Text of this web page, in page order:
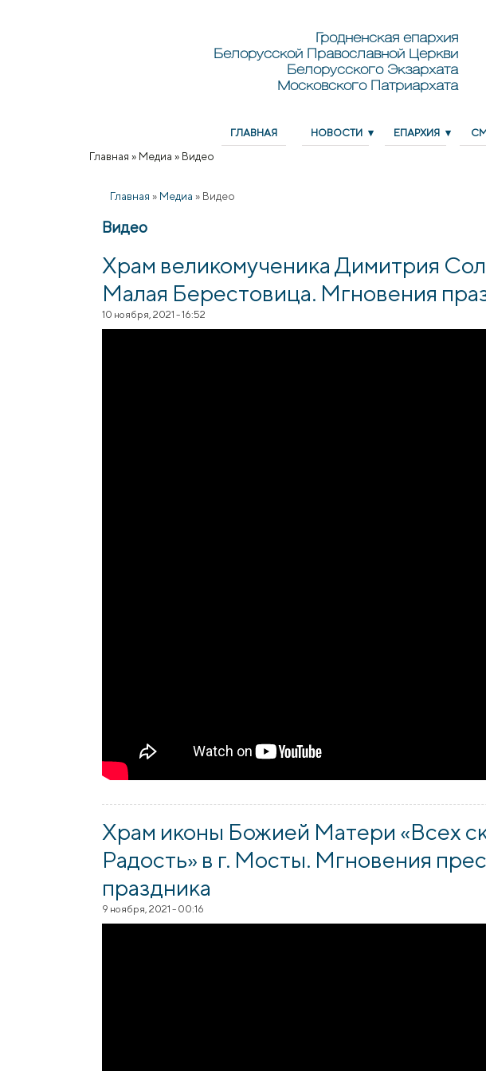
Гродненская епархия
Белорусской Православной Церкви
Белорусского Экзархата
Московского Патриархата
ГЛАВНАЯ НОВОСТИ ЕПАРХИЯ
Главная » Медиа » Видео
Главная » Медиа » Видео
Видео
Храм великомученика Димитрия
Малая Берестовица. Мгновения
10 ноября, 2021 - 16:52
Храм иконы Божией Матери «Всех
Радость» в г. Мосты. Мгновения
праздника
9 ноября, 2021 - 00:16